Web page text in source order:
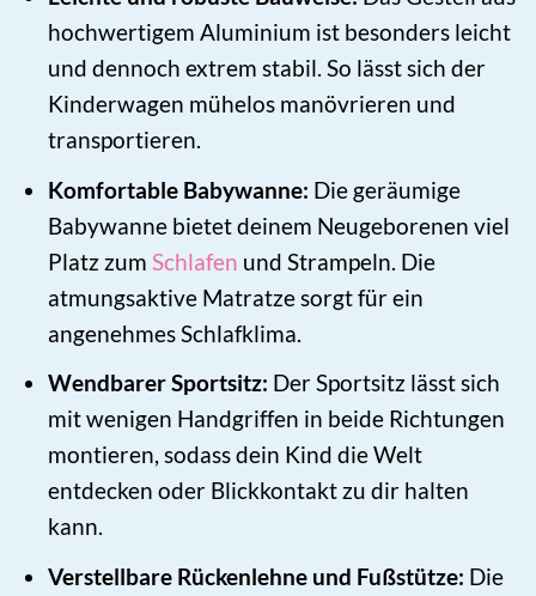
hochwertigem Aluminium ist besonders leicht
und dennoch extrem stabil. So lässt sich der
Kinderwagen mühelos manövrieren und
transportieren.
Komfortable Babywanne: Die geräumige
Babywanne bietet deinem Neugeborenen viel
Platz zumSchlafen und Strampeln. Die
atmungsaktive Matratze sorgt für ein
angenehmes Schlafklima.
Wendbarer Sportsitz: Der Sportsitz lässt sich
mit wenigen Handgriffen in beide Richtungen
montieren, sodass dein Kind die Welt
entdecken oder Blickkontakt zu dir halten
kann.
Verstellbare Rückenlehne und Fußstütze: Die